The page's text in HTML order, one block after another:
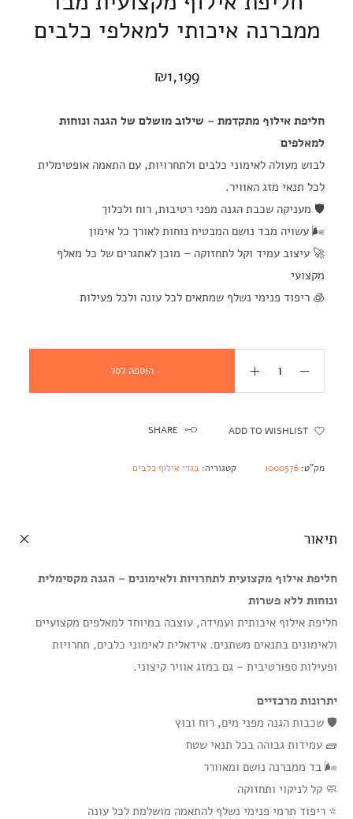
ממברנה איכותי למאלפי כלבים
₪1,199
חליפת אילוף מתקדמת – שילוב מושלם של הגנה ונוחות
למאלפים
לבוש מעולה לאימוני כלבים ולתחרויות, עם התאמה אופטימלית
לכל תנאי מזג האוויר.
🛡️ מעניקה שכבת הגנה מפני רטיבות, רוח ולכלוך
🌬️ עשויה מבד נושם המבטיח נוחות לאורך כל אימון
🚀 עיצוב עמיד וקל לתחזוקה – מוכן לאתגרים של כל מאלף
מקצועי
🧊 ריפוד פנימי נשלף שמתאים לכל עונה ולכל פעילות
הוספה לסל
ADD TO WISHLIST
SHARE
מק"ט:1000576 קטגוריה:בגדי אילוף כלבים
תיאור
חליפת אילוף מקצועית לתחרויות ולאימונים – הגנה מקסימלית
ונוחות ללא פשרות
חליפת אילוף איכותית ועמידה, עוצבה במיוחד למאלפים מקצועיים
ולאימונים בתנאים משתנים. אידאלית לאימוני כלבים, תחרויות
ופעילות ספורטיבית – גם במזג אוויר קיצוני.
יתרונות מרכזיים
🛡️ שכבות הגנה מפני מים, רוח ובוץ
🧱 עמידות גבוהה בכל תנאי שטח
🌬️ בד ממברנה נושם ומאוורר
🧼 קל לניקוי ותחזוקה
⭐ ריפוד תרמי פנימי נשלף להתאמה מושלמת לכל עונה